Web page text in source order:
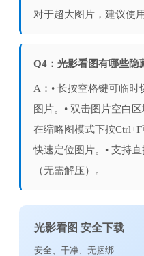
对于超大图片，建议使
Q4：光影看图有哪些隐
A：• 长按空格键可临时
图片。• 双击图片空白
在缩略图模式下按Ctrl+F
快速定位图片。• 支持
（无需解压）。
光影看图 安全下载
安全、干净、无捆绑